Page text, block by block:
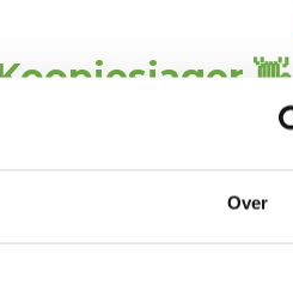
Over
👋
direct € 5,-
profiteer je van